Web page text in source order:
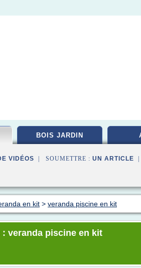
BOIS JARDIN
VIDÉOS | SOUMETTRE : UN ARTICLE
en kit > veranda piscine en kit
veranda piscine en kit